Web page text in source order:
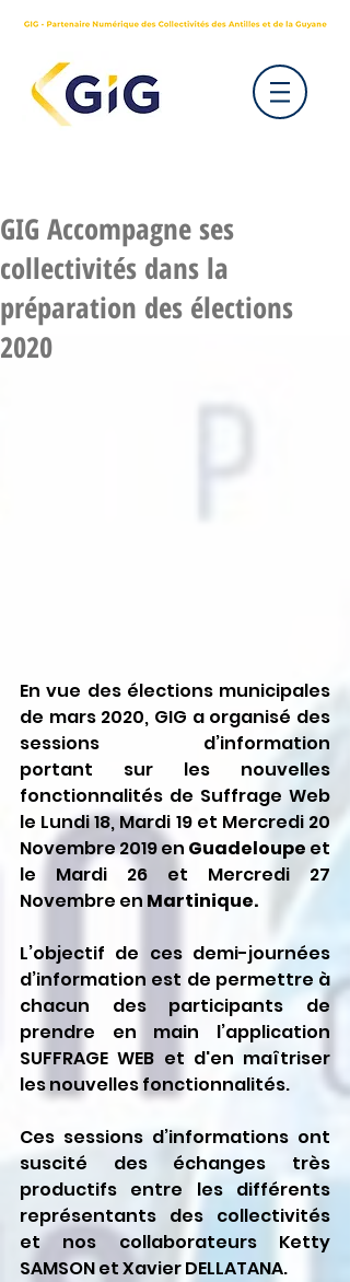
GIG Accompagne ses
collectivités dans la
préparation des élections
2020
En vue des élections municipales
de mars 2020, GIG a organisé des
sessions d’information
portant sur les nouvelles
fonctionnalités de Suffrage Web
le Lundi 18, Mardi 19 et Mercredi 20
Novembre 2019 en Guadeloupe et
le Mardi 26 et Mercredi 27
Novembre en Martinique.
L’objectif de ces demi-journées
d’information est de permettre à
chacun des participants de
prendre en main l’application
SUFFRAGE WEB et d'en maîtriser
les nouvelles fonctionnalités.
Ces sessions d’informations ont
suscité des échanges très
productifs entre les différents
représentants des collectivités
et nos collaborateurs Ketty
SAMSON et Xavier DELLATANA.